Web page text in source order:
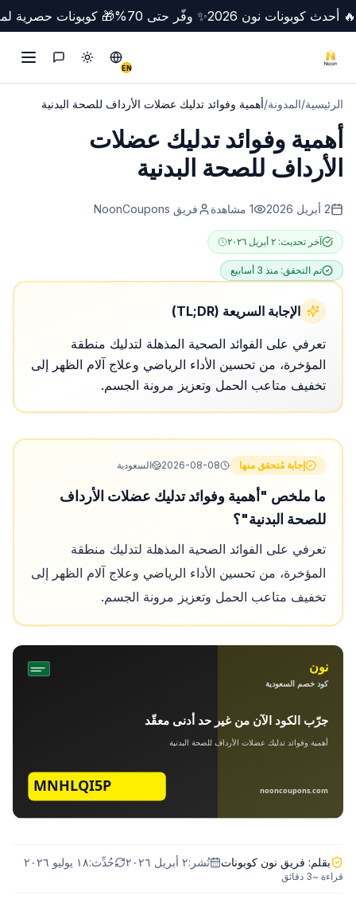
🔥 أحدث كوبونات نون 2026 ✨ وفّر حتى 70% 🎁 كوبونات حصرية
EN
Switch to English
تبديل الوضع
التواصل
الرئيسية/المدونة/أهمية وفوائد تدليك عضلات الأرداف للصحة البدنية
أهمية وفوائد تدليك عضلات
الأرداف للصحة البدنية
2 أبريل 2026 1 مشاهدة فريق NoonCoupons
آخر تحديث: ٢ أبريل ٢٠٢٦
تم التحقق: منذ 3 أسابيع
الإجابة السريعة (TL;DR)
تعرفي على الفوائد الصحية المذهلة لتدليك منطقة
المؤخرة، من تحسين الأداء الرياضي وعلاج آلام الظهر إلى
تخفيف متاعب الحمل وتعزيز مرونة الجسم.
إجابة مُتحقق منها 2026-08-08 السعودية
ما ملخص "أهمية وفوائد تدليك عضلات الأرداف
للصحة البدنية"؟
تعرفي على الفوائد الصحية المذهلة لتدليك منطقة
المؤخرة، من تحسين الأداء الرياضي وعلاج آلام الظهر إلى
تخفيف متاعب الحمل وتعزيز مرونة الجسم.
بقلم: فريق نون كوبونات نُشر:٢ أبريل ٢٠٢٦ حُدِّث:١٨ يوليو ٢٠٢٦
قراءة ~3 دقائق